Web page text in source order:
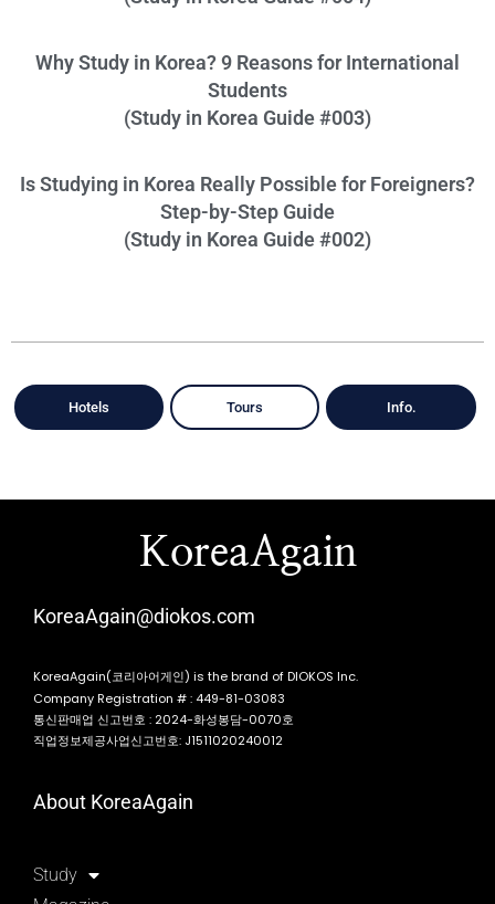
Why Study in Korea? 9 Reasons for International
Students
(Study in Korea Guide #003)
Is Studying in Korea Really Possible for Foreigners?
Step-by-Step Guide
(Study in Korea Guide #002)
Hotels Tours Info.
KoreaAgain
KoreaAgain@diokos.com
KoreaAgain(코리아어게인) is the brand of DIOKOS Inc.
Company Registration # : 449-81-03083
통신판매업 신고번호 : 2024-화성봉담-0070호
직업정보제공사업신고번호: J1511020240012
About KoreaAgain
Study